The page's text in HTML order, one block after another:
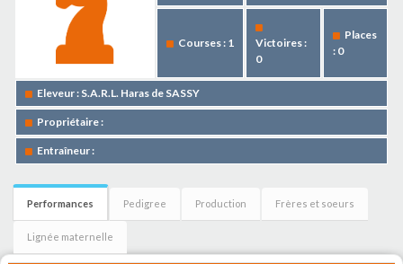
Courses : 1
Victoires :
0
Places
: 0
Eleveur : S.A.R.L. Haras de SASSY
Propriétaire :
Entraîneur :
Performances Pedigree Production Frères et soeurs
Lignée maternelle